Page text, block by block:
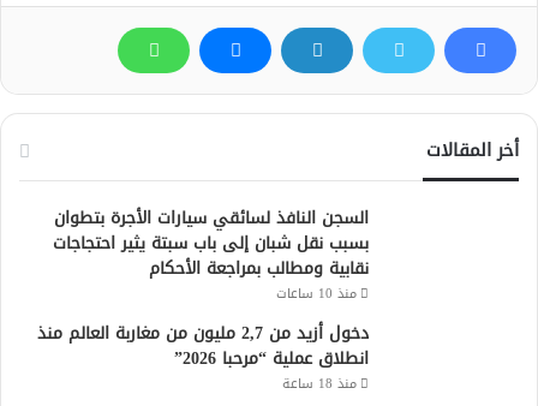
أخر المقالات
السجن النافذ لسائقي سيارات الأجرة بتطوان
بسبب نقل شبان إلى باب سبتة يثير احتجاجات
نقابية ومطالب بمراجعة الأحكام
منذ 10 ساعات
دخول أزيد من 2,7 مليون من مغاربة العالم منذ
انطلاق عملية “مرحبا 2026”
منذ 18 ساعة